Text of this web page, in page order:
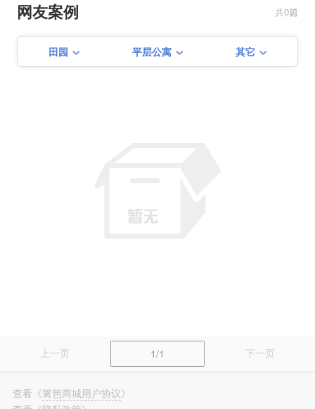
工比拼金奖】【创意改造奖】【赠
季建平+第三方全程监理双重保障】
【私人订制设计】
网友案例 共0篇
田园 平层公寓 其它
上一页 1/1 下一页
查看 《篱笆商城用户协议》